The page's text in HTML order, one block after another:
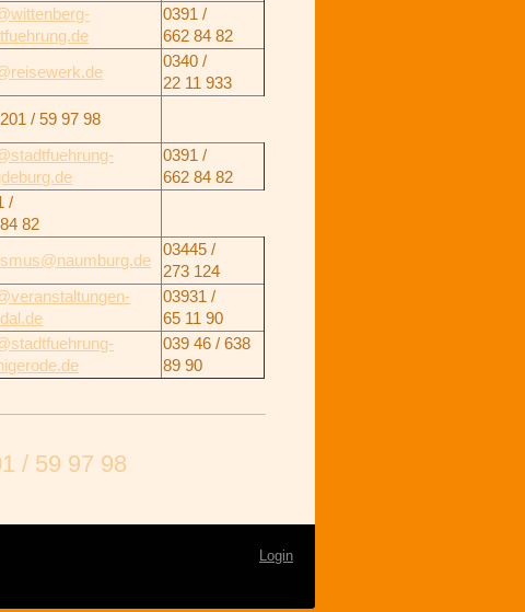
0391 /
662 84 82
0340 /
22 11 933
/ 59 97 98
0391 /
662 84 82
/
82
03445 /
273 124
03931 /
65 11 90
039 46 / 638
89 90
/ 59 97 98
Login